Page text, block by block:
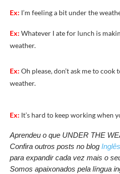
Ex: I’m feeling a bit under the
Ex: Whatever I ate for lunch is
weather.
Ex: Oh please, don’t ask me to cook
weather.
Ex: It’s hard to keep working when
Aprendeu o que UNDER THE
Confira outros posts no blog
para expandir cada vez mais o
Somos apaixonados pela língua